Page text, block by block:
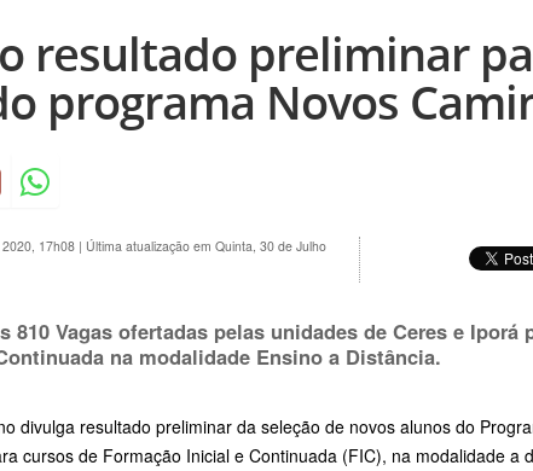
resultado preliminar
programa Novos
17h08 | Última atualização em Quinta, 30 de Julho
810 Vagas ofertadas pelas unidades de Ceres e Iporá
na modalidade Ensino a Distância.
divulga resultado preliminar da seleção de novos alunos do
cursos de Formação Inicial e Continuada (FIC), na modalidade a